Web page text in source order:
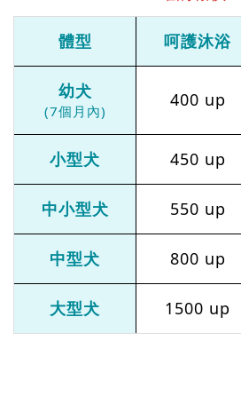
體型 呵護沐浴
幼犬
(7個月內)
400 up
小型犬 450 up
中小型犬 550 up
中型犬 800 up
大型犬 1500 up